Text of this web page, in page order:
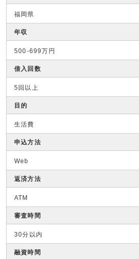
福岡県
年収
500-699万円
借入回数
5回以上
目的
生活費
申込方法
Web
返済方法
ATM
審査時間
30分以内
融資時間